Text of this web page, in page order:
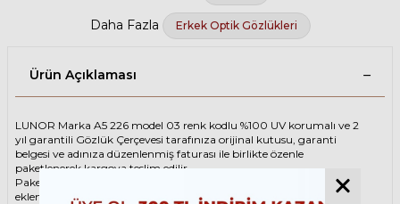
Daha Fazla Erkek Optik Gözlükleri
Ürün Açıklaması
LUNOR Marka A5 226 model 03 renk kodlu %100 UV korumalı ve 2
yıl garantili Gözlük Çerçevesi tarafınıza orijinal kutusu, garanti
belgesi ve adınıza düzenlenmiş faturası ile birlikte özenle
paketlenerek kargoya teslim edilir.
Paketinize ek olarak silme bezi ve temizleme spreyi ücretsiz olarak
eklenmektedir.